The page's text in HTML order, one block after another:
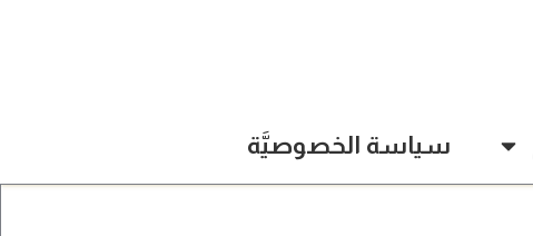
سياسة الخصوصيَّة